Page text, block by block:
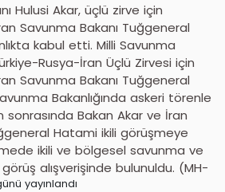
Hulusi Akar, üçlü zirve için
Savunma Bakanı Tuğgeneral
kabul etti. Milli Savunma
Rusya-İran Üçlü Zirvesi için
Savunma Bakanı Tuğgeneral
Bakanlığında askeri törenle
sonrasında Bakan Akar ve İran
Hatami ikili görüşmeye
ikili ve bölgesel savunma ve
alışverişinde bulunuldu. (MH-
yayınlandı